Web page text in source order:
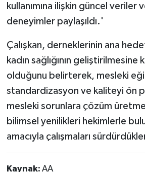
kullanımına ilişkin güncel veriler
deneyimler paylaşıldı.'
Çalışkan, derneklerinin ana
kadın sağlığının geliştirilmesine
olduğunu belirterek, mesleki
standardizasyon ve kaliteyi ön
mesleki sorunlara çözüm
bilimsel yenilikleri hekimlerle
amacıyla çalışmaları
Kaynak: AA